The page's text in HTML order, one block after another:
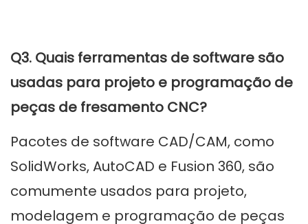
Q3. Quais ferramentas de software são
usadas para projeto e programação de
peças de fresamento CNC?
Pacotes de software CAD/CAM, como
SolidWorks, AutoCAD e Fusion 360, são
comumente usados ​​para projeto,
modelagem e programação de peças